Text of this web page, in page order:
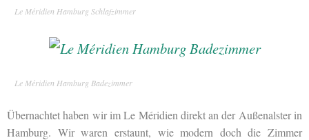
Le Méridien Hamburg Schlafzimmer
Le Méridien Hamburg Badezimmer
Übernachtet haben wir im Le Méridien direkt an der Außenalster in
Hamburg. Wir waren erstaunt, wie modern doch die Zimmer